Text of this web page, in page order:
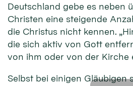
Deutschland gebe es neben
Christen eine steigende
die Christus nicht kennen.
die sich aktiv von Gott
von ihm oder von der Kirche
Selbst bei einigen Gläubigen